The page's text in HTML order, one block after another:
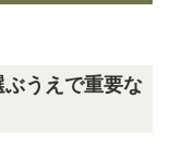
うえで重要な